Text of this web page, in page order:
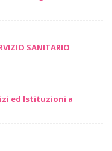
SANITARIO
ed Istituzioni a